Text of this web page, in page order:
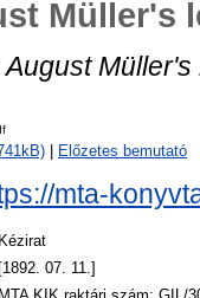
Müller's
August
Előzetes bemutató
mta-
Kézirat
[1892. 07. 11.]